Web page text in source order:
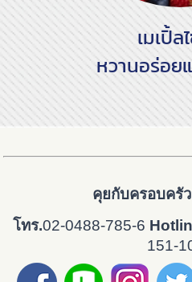
เมเปิ้ล
หวานอร่อ
คุยกับครอบครั
โทร.02-0488-785-6
151-